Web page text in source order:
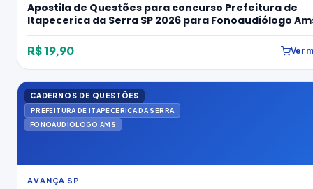
Apostila de Questões para concurso Prefeitura de
Itapecerica da Serra SP 2026 para Fonoaudiólogo
R$ 19,90 Ver
CADERNOS DE QUESTÕES
PREFEITURA DE ITAPECERICA DA SERRA
FONOAUDIÓLOGO AMS
AVANÇA SP